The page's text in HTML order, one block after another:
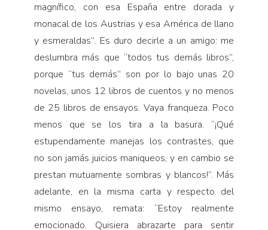
magnífico, con esa España entre dorada y
monacal de los Austrias y esa América de llano
y esmeraldas”. Es duro decirle a un amigo: me
deslumbra más que “todos tus demás libros”,
porque “tus demás” son por lo bajo unas 20
novelas, unos 12 libros de cuentos y no menos
de 25 libros de ensayos. Vaya franqueza. Poco
menos que se los tira a la basura. “¡Qué
estupendamente manejas los contrastes, que
no son jamás juicios maniqueos, y en cambio se
prestan mutuamente sombras y blancos!”. Más
adelante, en la misma carta y respecto del
mismo ensayo, remata: “Estoy realmente
emocionado. Quisiera abrazarte para sentir